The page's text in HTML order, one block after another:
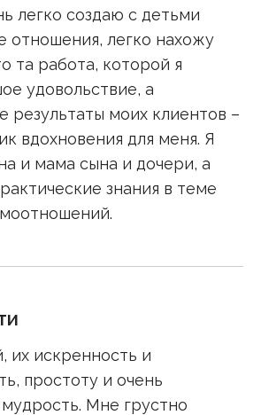
легко создаю с детьми
отношения, легко нахожу
та работа, которой я
удовольствие, а
результаты моих клиентов –
вдохновения для меня. Я
и мама сына и дочери, а
знания в теме
их искренность и
простоту и очень
Мне грустно